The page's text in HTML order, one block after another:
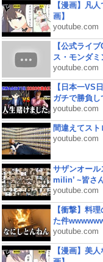
【漫画】凡
画】
youtube.com
【公式ライ
ス・モンダ
youtube.com
【日本一VS
ガチで勝負
youtube.com
間違えてスト
youtube.com
サザンオール
milin’ ~皆さ
youtube.com
【衝撃】料
た件
youtube.com
【漫画】美